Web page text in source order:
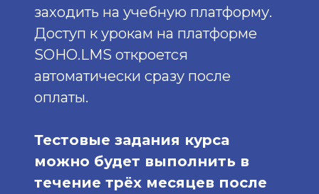
заходить на учебную платформу.
Доступ к урокам на платформе
SOHO.LMS откроется
автоматически сразу после
оплаты.
Тестовые задания курса
можно будет выполнить в
течение трёх месяцев после